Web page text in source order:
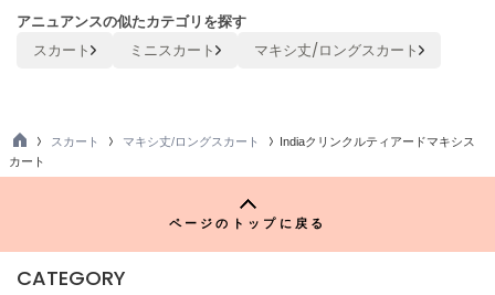
Onitsuka Tiger
オニツカ タイガー
ORR
PATRICK
パトリック
アニュアンスの似たカテゴリを探す
スカート ミニスカート マキシ丈/ロングスカート
TO
P
スカート マキシ丈/ロングスカート
Indiaクリンクルティアードマキシス
カート
ページのトップに戻る
CATEGORY